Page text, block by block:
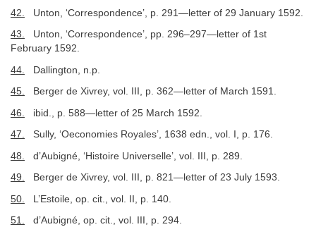
42. Unton, ‘Correspondence’, p. 291—letter of 29 January 1592.
43. Unton, ‘Correspondence’, pp. 296–297—letter of 1st
February 1592.
44. Dallington, n.p.
45. Berger de Xivrey, vol. III, p. 362—letter of March 1591.
46. ibid., p. 588—letter of 25 March 1592.
47. Sully, ‘Oeconomies Royales’, 1638 edn., vol. I, p. 176.
48. d’Aubigné, ‘Histoire Universelle’, vol. III, p. 289.
49. Berger de Xivrey, vol. III, p. 821—letter of 23 July 1593.
50. L’Estoile, op. cit., vol. II, p. 140.
51. d’Aubigné, op. cit., vol. III, p. 294.